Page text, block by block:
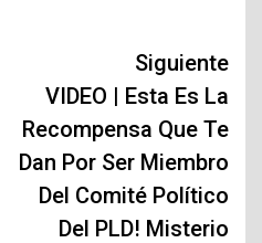
Siguiente
VIDEO | Esta Es La
Recompensa Que Te
Dan Por Ser Miembro
Del Comité Político
Del PLD! Misterio